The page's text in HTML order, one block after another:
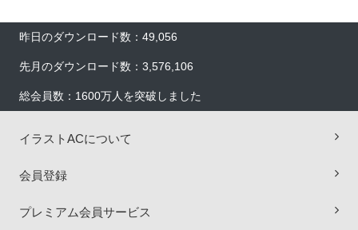
昨日のダウンロード数：49,056
先月のダウンロード数：3,576,106
総会員数：1600万人を突破しました
イラストACについて
会員登録
プレミアム会員サービス